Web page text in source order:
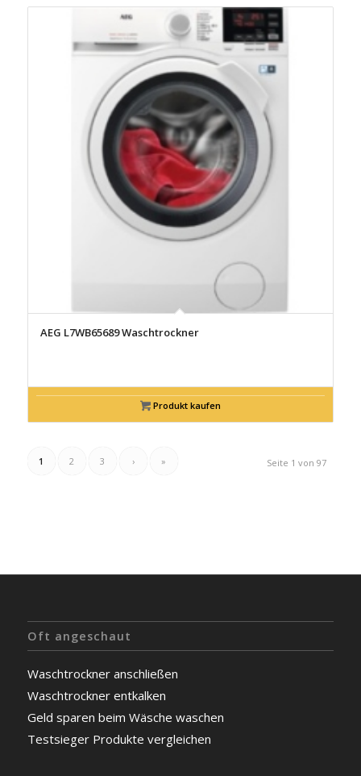
AEG L7WB65689 Waschtrockner
Produkt kaufen
Seite 1 von 97
1 2 3 › »
Oft angeschaut
Waschtrockner anschließen
Waschtrockner entkalken
Geld sparen beim Wäsche waschen
Testsieger Produkte vergleichen